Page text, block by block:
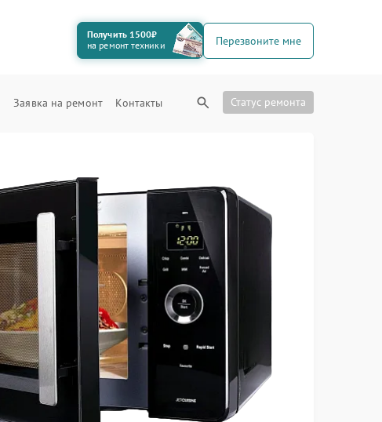
Получить 1500₽
на ремонт техники
Перезвоните мне
Заявка на ремонт Контакты Статус ремонта